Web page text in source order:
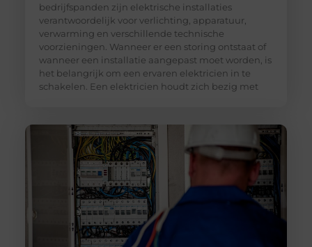
bedrijfspanden zijn elektrische installaties
verantwoordelijk voor verlichting, apparatuur,
verwarming en verschillende technische
voorzieningen. Wanneer er een storing ontstaat of
wanneer een installatie aangepast moet worden, is
het belangrijk om een ervaren elektricien in te
schakelen. Een elektricien houdt zich bezig met